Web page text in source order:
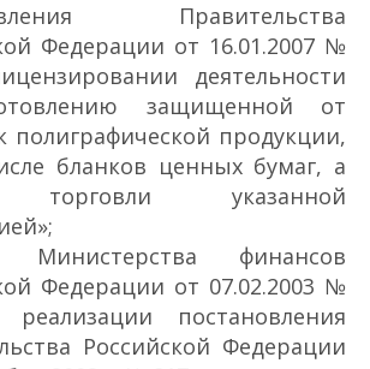
Правительства
Федерации от 16.01.2007 №
деятельности
защищенной от
полиграфической продукции,
бланков ценных бумаг, а
торговли указанной
Министерства финансов
Федерации от 07.02.2003 №
постановления
Российской Федерации